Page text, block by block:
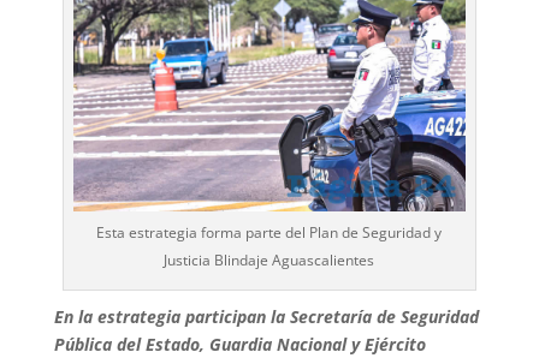
Esta estrategia forma parte del Plan de Seguridad y
Justicia Blindaje Aguascalientes
En la estrategia participan la Secretaría de Seguridad
Pública del Estado, Guardia Nacional y Ejército